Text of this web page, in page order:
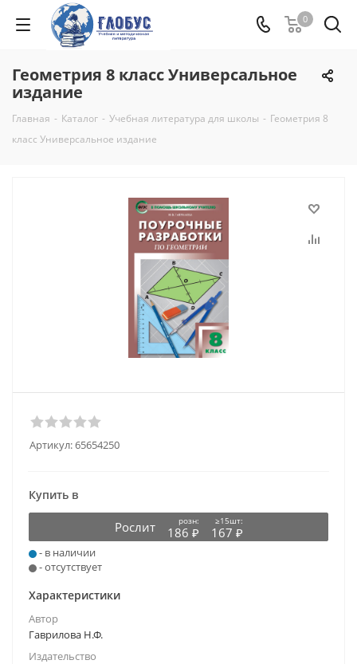
0
Геометрия 8 класс Универсальное
издание
Главная - Каталог - Учебная литература для школы - Геометрия 8
класс Универсальное издание
Артикул:65654250
Купить в
Рослит розн: ≥15шт:
186 ₽ 167 ₽
- в наличии
- отсутствует
Характеристики
Автор
Гаврилова Н.Ф.
Издательство